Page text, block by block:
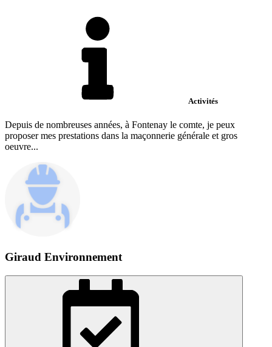
Activités
Depuis de nombreuses années, à Fontenay le comte, je peux
proposer mes prestations dans la maçonnerie générale et gros
oeuvre...
Giraud Environnement